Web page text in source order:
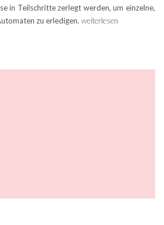
in Teilschritte zerlegt werden, um einzelne,
zu erledigen. weiterlesen